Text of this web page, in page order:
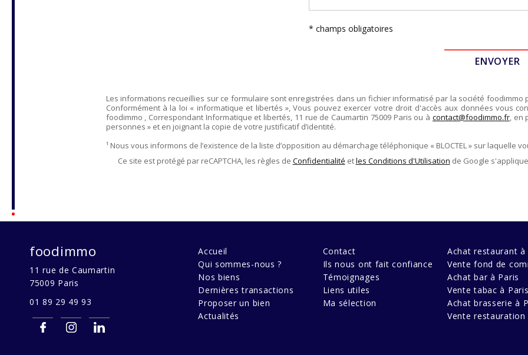
* champs obligatoires
Les informations recueillies sur ce formulaire sont enregistrées dans un fichier informatisé par la société foodimmo
Conformément à la loi « informatique et libertés », Vous pouvez exercer votre droit d'accès aux données vous
foodimmo , Correspondant Informatique et libertés, 11 rue de Caumartin 75009 Paris ou à contact@foodimmo.fr, en
personnes » et en joignant la copie de votre justificatif d’identité.
¹ Nous vous informons de l’existence de la liste d’opposition au démarchage téléphonique « BLOCTEL » sur laquelle
Ce site est protégé par reCAPTCHA, les règles de Confidentialité etles Conditions d'Utilisation de Google
foodimmo
11 rue de Caumartin
75009 Paris
01 89 29 49 93
Accueil
Qui sommes-nous ?
Nos biens
Dernières transactions
Proposer un bien
Actualités
Contact
Ils nous ont fait confiance
Témoignages
Liens utiles
Ma sélection
Achat restaurant à
Vente fond de
Achat bar à Paris
Vente tabac à Paris
Achat brasserie à
Vente restauration